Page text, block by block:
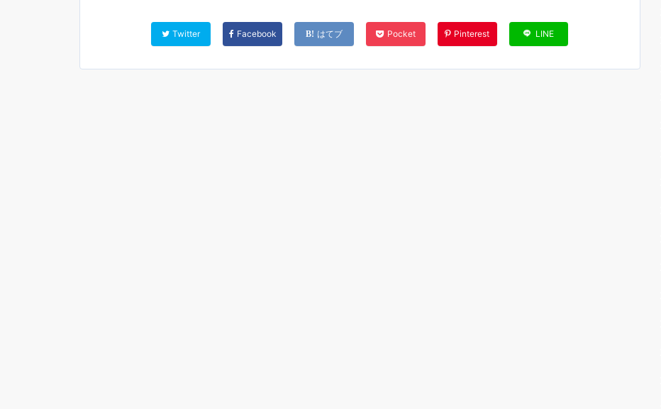
Twitter Facebook はてブ Pocket Pinterest LINE